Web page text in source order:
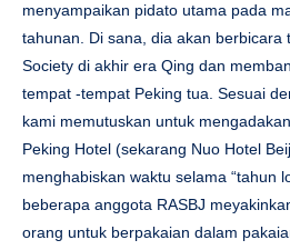
menyampaikan pidato utama pada
tahunan. Di sana, dia akan berbicara
Society di akhir era Qing dan
tempat -tempat Peking tua. Sesuai
kami memutuskan untuk
Peking Hotel (sekarang Nuo Hotel
menghabiskan waktu selama “tahun
beberapa anggota RASBJ
orang untuk berpakaian dalam